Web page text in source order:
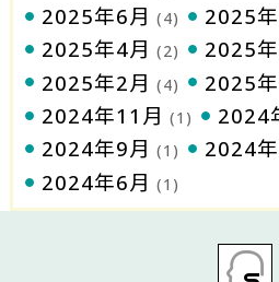
2025年6月 (4) 2025
2025年4月 (2) 2025
2025年2月 (4) 2025
2024年11月 (1) 2024
2024年9月 (1) 2024
2024年6月 (1)